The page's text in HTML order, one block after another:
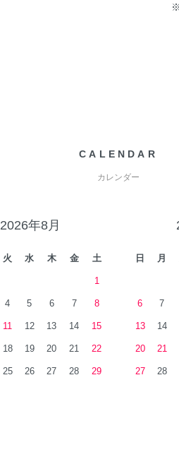
CALENDAR
カレンダー
2026年8月
火 水 木 金 土
1
4 5 6 7 8
11 12 13 14 15
18 19 20 21 22
25 26 27 28 29
日 月
6 7
13 14
20 21
27 28